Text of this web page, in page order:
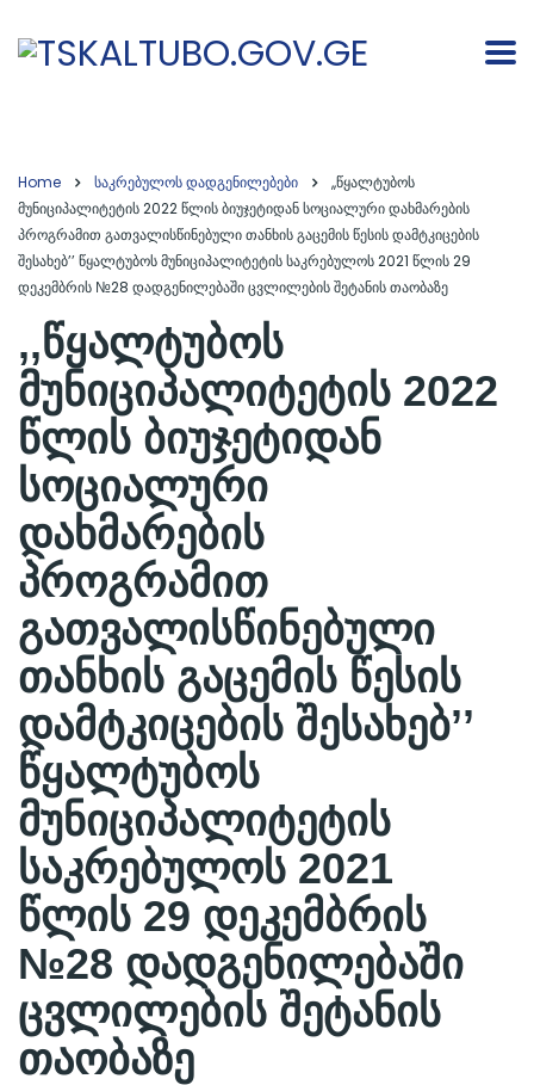
Home საკრებულოს დადგენილებები
,,წყალტუბოს
მუნიციპალიტეტის 2022 წლის ბიუჯეტიდან სოციალური დახმარების
პროგრამით გათვალისწინებული თანხის გაცემის წესის დამტკიცების
შესახებ’’ წყალტუბოს მუნიციპალიტეტის საკრებულოს 2021 წლის 29
დეკემბრის №28 დადგენილებაში ცვლილების შეტანის თაობაზე
,,წყალტუბოს
მუნიციპალიტეტის 2022
წლის ბიუჯეტიდან
სოციალური
დახმარების
პროგრამით
გათვალისწინებული
თანხის გაცემის წესის
დამტკიცების შესახებ’’
წყალტუბოს
მუნიციპალიტეტის
საკრებულოს 2021
წლის 29 დეკემბრის
№28 დადგენილებაში
ცვლილების შეტანის
თაობაზე